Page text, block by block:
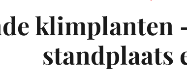
klimplanten
standplaats